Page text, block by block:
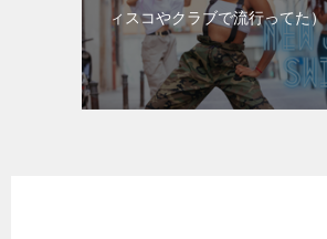
ィスコやクラブで流行ってた）